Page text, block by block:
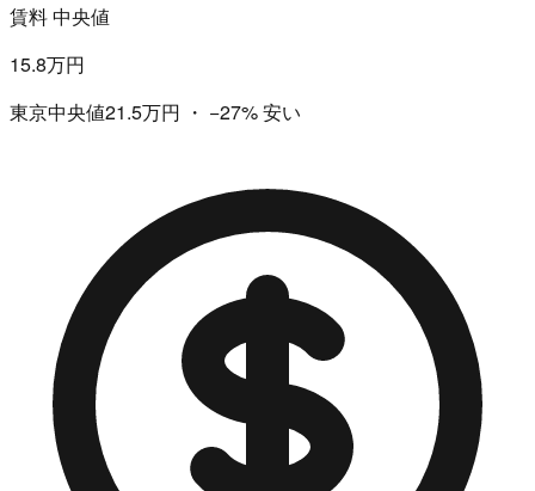
賃料 中央値
15.8万円
東京中央値21.5万円 ・ −27%安い